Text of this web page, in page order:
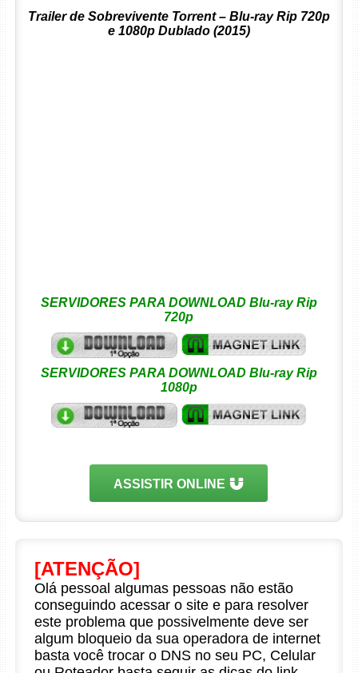
Trailer de Sobrevivente Torrent – Blu-ray Rip 720p
e 1080p Dublado (2015)
SERVIDORES PARA DOWNLOAD Blu-ray Rip
720p
SERVIDORES PARA DOWNLOAD Blu-ray Rip
1080p
ASSISTIR ONLINE
[ATENÇÃO]
Olá pessoal algumas pessoas não estão
conseguindo acessar o site e para resolver
este problema que possivelmente deve ser
algum bloqueio da sua operadora de internet
basta você trocar o DNS no seu PC, Celular